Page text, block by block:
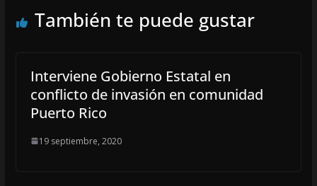
También te puede gustar
Interviene Gobierno Estatal en
conflicto de invasión en comunidad
Puerto Rico
19 septiembre, 2020